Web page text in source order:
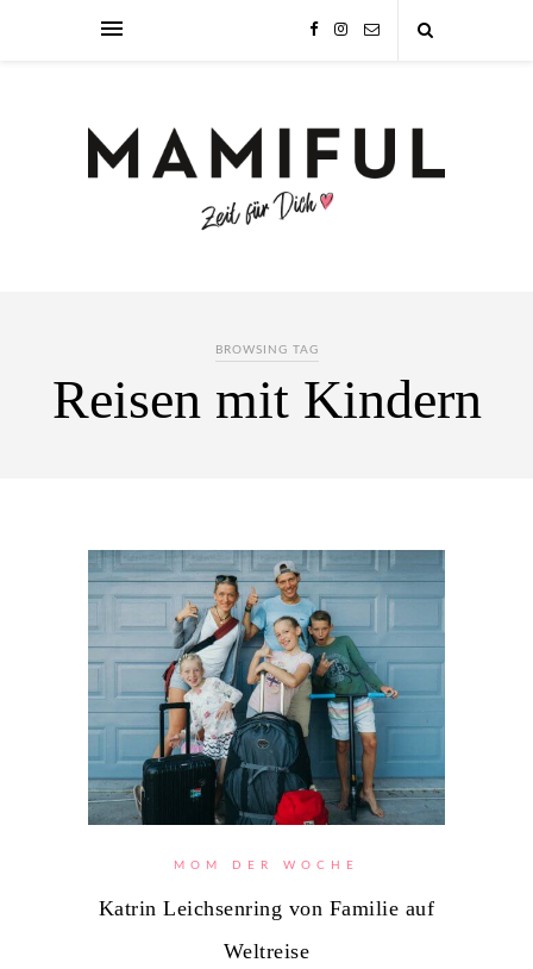
BROWSING TAG
Reisen mit Kindern
MOM DER WOCHE
Katrin Leichsenring von Familie auf
Weltreise